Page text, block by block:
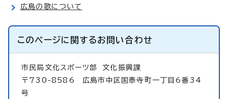
広島の歌について
このページに関するお問い合わせ
市民局文化スポーツ部 文化振興課
〒730-8586 広島市中区国泰寺町一丁目6番34
号